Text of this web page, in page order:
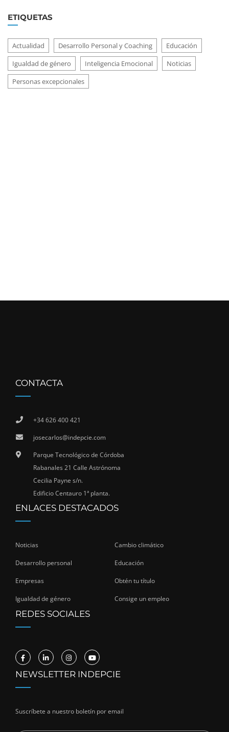
ETIQUETAS
Actualidad Desarrollo Personal y Coaching
Educación
Igualdad de género
Inteligencia Emocional
Noticias
Personas excepcionales
CONTACTA
+34 626 400 421
josecarlos@indepcie.com
Parque Tecnológico de Córdoba
Rabanales 21 Calle Astrónoma
Cecilia Payne s/n.
Edificio Centauro 1ª planta.
ENLACES DESTACADOS
Noticias Cambio climático
Desarrollo personal Educación
Empresas Obtén tu título
Igualdad de género Consige un empleo
REDES SOCIALES
NEWSLETTER INDEPCIE
Suscríbete a nuestro boletín por email